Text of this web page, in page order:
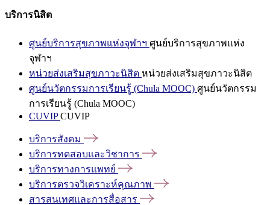
บริการนิสิต
ศูนย์บริการสุขภาพแห่งจุฬาฯ ศูนย์บริการสุขภาพแห่ง
จุฬาฯ
หน่วยส่งเสริมสุขภาวะนิสิต หน่วยส่งเสริมสุขภาวะนิสิต
ศูนย์นวัตกรรมการเรียนรู้ (Chula MOOC) ศูนย์นวัตกรรม
การเรียนรู้ (Chula MOOC)
CUVIPCUVIP
บริการสังคม
บริการทดสอบและวิชาการ
บริการทางการแพทย์
บริการตรวจวิเคราะห์คุณภาพ
สารสนเทศและการสื่อสาร